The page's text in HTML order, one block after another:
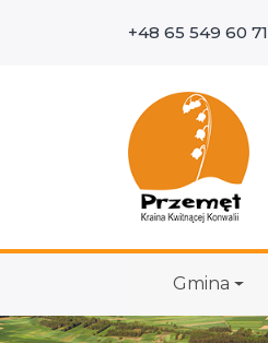
+48 65 549 60 71
Gmina